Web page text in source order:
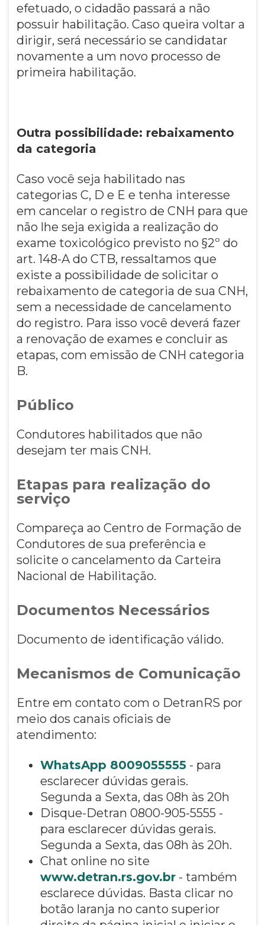
efetuado, o cidadão passará a não
possuir habilitação. Caso queira voltar a
dirigir, será necessário se candidatar
novamente a um novo processo de
primeira habilitação.
Outra possibilidade: rebaixamento
da categoria
Caso você seja habilitado nas
categorias C, D e E e tenha interesse
em cancelar o registro de CNH para que
não lhe seja exigida a realização do
exame toxicológico previsto no §2º do
art. 148-A do CTB, ressaltamos que
existe a possibilidade de solicitar o
rebaixamento de categoria de sua CNH,
sem a necessidade de cancelamento
do registro. Para isso você deverá fazer
a renovação de exames e concluir as
etapas, com emissão de CNH categoria
B.
Público
Condutores habilitados que não
desejam ter mais CNH.
Etapas para realização do
serviço
Compareça ao Centro de Formação de
Condutores de sua preferência e
solicite o cancelamento da Carteira
Nacional de Habilitação.
Documentos Necessários
Documento de identificação válido.
Mecanismos de Comunicação
Entre em contato com o DetranRS por
meio dos canais oficiais de
atendimento:
WhatsApp 8009055555- para
esclarecer dúvidas gerais.
Segunda a Sexta, das 08h às 20h
Disque-Detran 0800-905-5555 -
para esclarecer dúvidas gerais.
Segunda a Sexta, das 08h às 20h.
Chat online no site
www.detran.rs.gov.br- também
esclarece dúvidas. Basta clicar no
botão laranja no canto superior